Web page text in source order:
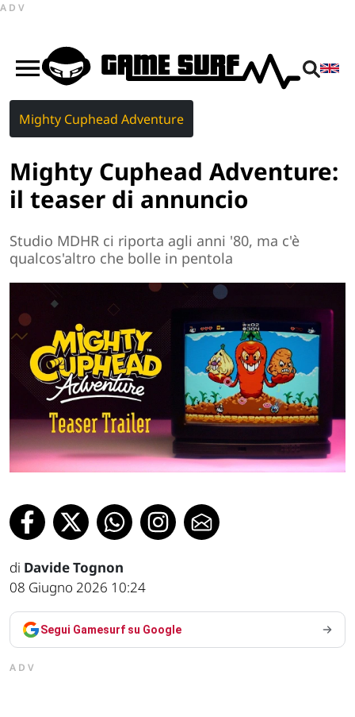
ADV
Mighty Cuphead Adventure
Mighty Cuphead Adventure:
il teaser di annuncio
Studio MDHR ci riporta agli anni '80, ma c'è
qualcos'altro che bolle in pentola
di Davide Tognon
08 Giugno 2026 10:24
Segui Gamesurf su Google
ADV